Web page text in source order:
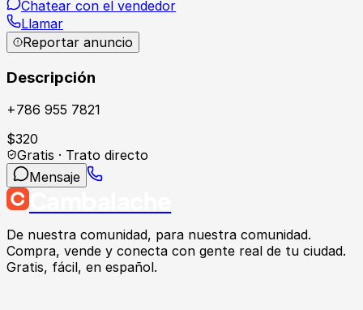
Chatear con el vendedor
Llamar
Reportar anuncio
Descripción
+786 955 7821
$320
Gratis · Trato directo
Mensaje
De nuestra comunidad, para nuestra comunidad.
Compra, vende y conecta con gente real de tu ciudad.
Gratis, fácil, en español.